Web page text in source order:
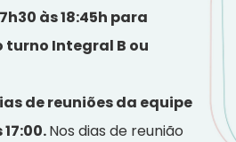
às 18:45h para
turno Integral B ou
de reuniões da equipe
Nos dias de reunião